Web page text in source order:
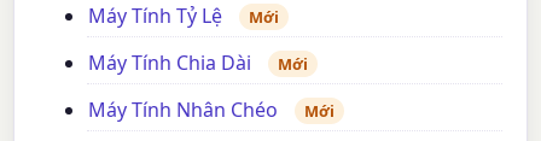
Máy Tính Tỷ Lệ Mới
Máy Tính Chia Dài Mới
Máy Tính Nhân Chéo Mới